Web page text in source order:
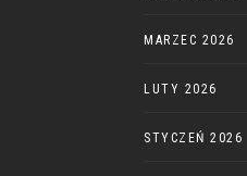
MARZEC 2026
LUTY 2026
STYCZEŃ 2026